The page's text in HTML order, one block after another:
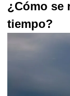
¿Cómo se
tiempo?